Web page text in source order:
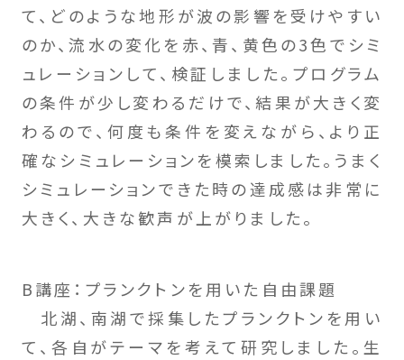
て、どのような地形が波の影響を受けやすい
のか、流水の変化を赤、青、黄色の3色でシミ
ュレーションして、検証しました。プログラム
の条件が少し変わるだけで、結果が大きく変
わるので、何度も条件を変えながら、より正
確なシミュレーションを模索しました。うまく
シミュレーションできた時の達成感は非常に
大きく、大きな歓声が上がりました。
B講座：プランクトンを用いた自由課題
北湖、南湖で採集したプランクトンを用い
て、各自がテーマを考えて研究しました。生